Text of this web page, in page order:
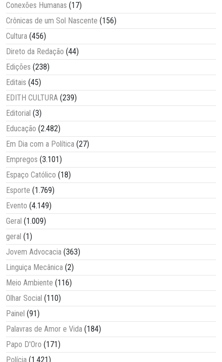
Conexões Humanas (17)
Crônicas de um Sol Nascente (156)
Cultura (456)
Direto da Redação (44)
Edições (238)
Editais (45)
EDITH CULTURA (239)
Editorial (3)
Educação (2.482)
Em Dia com a Política (27)
Empregos (3.101)
Espaço Católico (18)
Esporte (1.769)
Evento (4.149)
Geral (1.009)
geral (1)
Jovem Advocacia (363)
Linguiça Mecânica (2)
Meio Ambiente (116)
Olhar Social (110)
Painel (91)
Palavras de Amor e Vida (184)
Papo D'Oro (171)
Polícia (1.421)